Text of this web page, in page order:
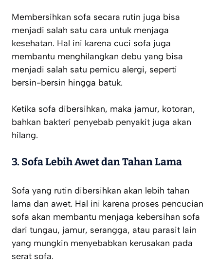
Membersihkan sofa secara rutin juga bisa
menjadi salah satu cara untuk menjaga
kesehatan. Hal ini karena cuci sofa juga
membantu menghilangkan debu yang bisa
menjadi salah satu pemicu alergi, seperti
bersin-bersin hingga batuk.
Ketika sofa dibersihkan, maka jamur, kotoran,
bahkan bakteri penyebab penyakit juga akan
hilang.
3. Sofa Lebih Awet dan Tahan Lama
Sofa yang rutin dibersihkan akan lebih tahan
lama dan awet. Hal ini karena proses pencucian
sofa akan membantu menjaga kebersihan sofa
dari tungau, jamur, serangga, atau parasit lain
yang mungkin menyebabkan kerusakan pada
serat sofa.